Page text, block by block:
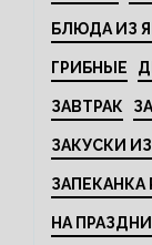
БЛЮДА ИЗ
ГРИБНЫЕ
ЗАВТРАК
ЗАКУСКИ
ЗАПЕКАНКА
НА